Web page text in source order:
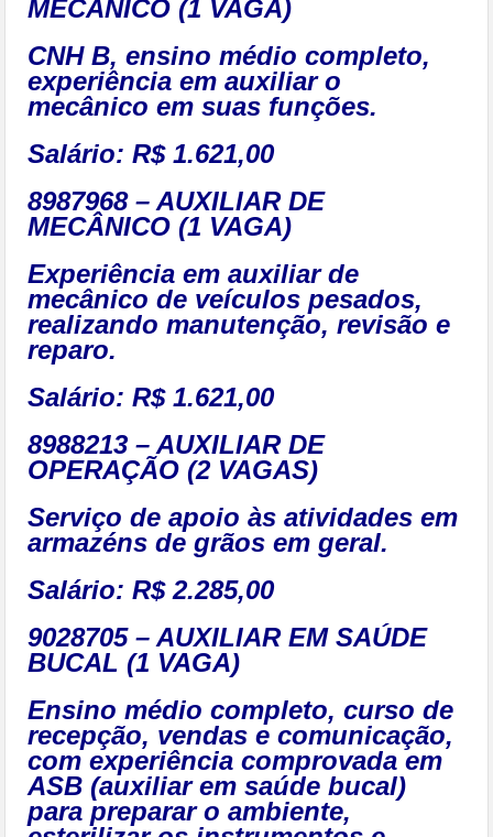
MECÂNICO (1 VAGA)
CNH B, ensino médio completo,
experiência em auxiliar o
mecânico em suas funções.
Salário: R$ 1.621,00
8987968 – AUXILIAR DE
MECÂNICO (1 VAGA)
Experiência em auxiliar de
mecânico de veículos pesados,
realizando manutenção, revisão e
reparo.
Salário: R$ 1.621,00
8988213 – AUXILIAR DE
OPERAÇÃO (2 VAGAS)
Serviço de apoio às atividades em
armazéns de grãos em geral.
Salário: R$ 2.285,00
9028705 – AUXILIAR EM SAÚDE
BUCAL (1 VAGA)
Ensino médio completo, curso de
recepção, vendas e comunicação,
com experiência comprovada em
ASB (auxiliar em saúde bucal)
para preparar o ambiente,